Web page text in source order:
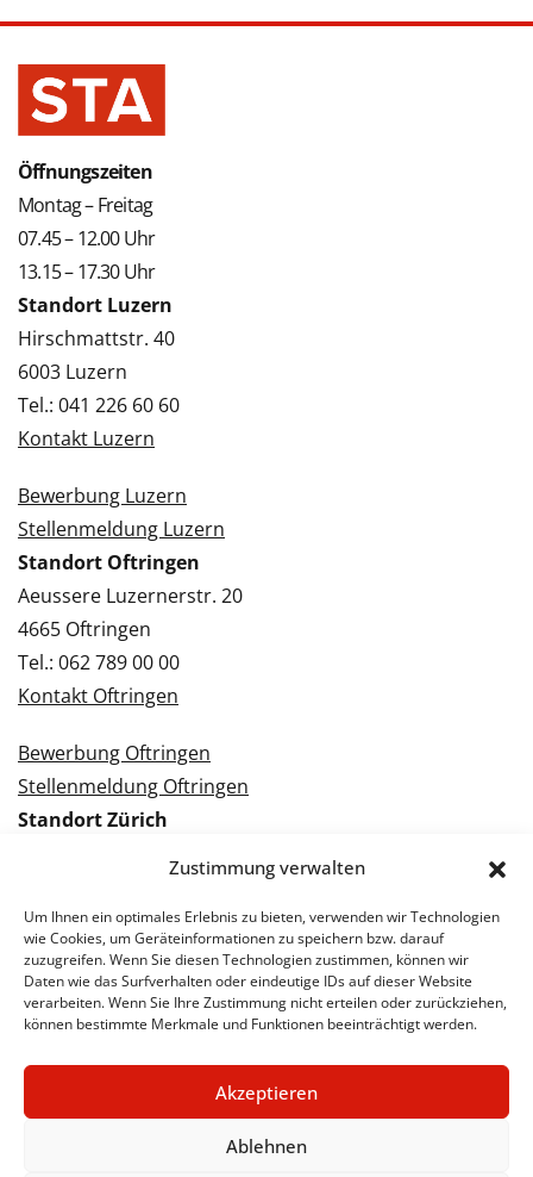
Zustimmung verwalten
Um Ihnen ein optimales Erlebnis zu bieten, verwenden wir Technologien
wie Cookies, um Geräteinformationen zu speichern bzw. darauf
zuzugreifen. Wenn Sie diesen Technologien zustimmen, können wir
Daten wie das Surfverhalten oder eindeutige IDs auf dieser Website
verarbeiten. Wenn Sie Ihre Zustimmung nicht erteilen oder zurückziehen,
können bestimmte Merkmale und Funktionen beeinträchtigt werden.
Akzeptieren
Ablehnen
Öffnungszeiten
Montag – Freitag
07.45 – 12.00 Uhr
13.15 – 17.30 Uhr
Standort Luzern
Hirschmattstr. 40
6003 Luzern
Tel.: 041 226 60 60
Kontakt Luzern
Bewerbung Luzern
Stellenmeldung Luzern
Standort Oftringen
Aeussere Luzernerstr. 20
4665 Oftringen
Tel.: 062 789 00 00
Kontakt Oftringen
Bewerbung Oftringen
Stellenmeldung Oftringen
Standort Zürich
Tel.: 043 288 38 88
Kontakt Zürich
Bewerbung Zürich
ImpressumDatenschutzerklärung